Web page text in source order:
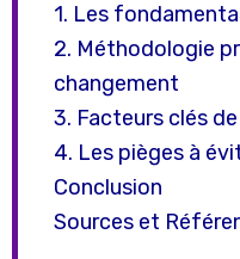
1. Les
2. Méthodologie
changement
3. Facteurs clés
4. Les pièges à
Conclusion
Sources et